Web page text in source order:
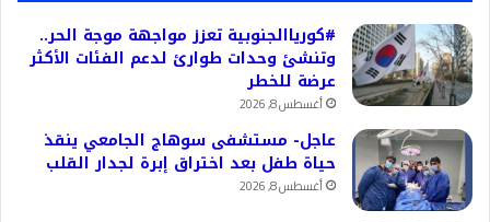
#كورياالجنوبية تعزز مواجهة موجة الحر..
وتنشئ وحدات طوارئ لدعم الفئات الأكثر
عرضة للخطر
أغسطس 8, 2026
عاجل- مستشفى سوهاج الجامعي ينقذ
حياة طفل بعد اختراق إبرة لجدار القلب
أغسطس 8, 2026